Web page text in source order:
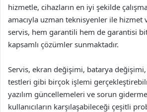
hizmetle, cihazların en iyi şekilde
amacıyla uzman teknisyenler ile hizmet
servis, hem garantili hem de garantisi
kapsamlı çözümler sunmaktadır.
Servis, ekran değişimi, batarya değişimi,
testleri gibi birçok işlemi
yazılım güncellemeleri ve sorun
kullanıcıların karşılaşabileceği çeşitli